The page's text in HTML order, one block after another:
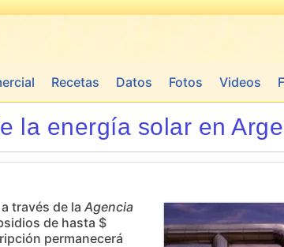
Recetas Datos Fotos Videos
la energía solar en
través de la Agencia
de hasta $
permanecerá